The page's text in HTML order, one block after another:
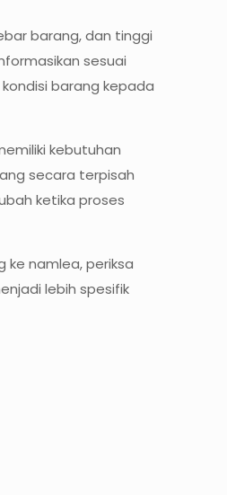
barang, dan tinggi
sesuai
barang kepada
kebutuhan
secara terpisah
ketika proses
ke namlea, periksa
lebih spesifik